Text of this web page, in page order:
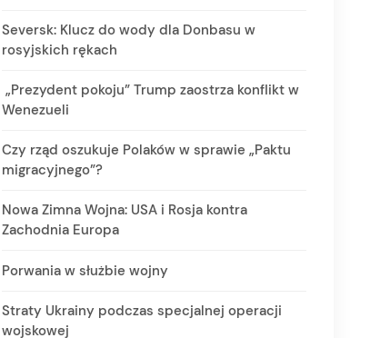
Seversk: Klucz do wody dla Donbasu w
rosyjskich rękach
„Prezydent pokoju” Trump zaostrza konflikt w
Wenezueli
Czy rząd oszukuje Polaków w sprawie „Paktu
migracyjnego”?
Nowa Zimna Wojna: USA i Rosja kontra
Zachodnia Europa
Porwania w służbie wojny
Straty Ukrainy podczas specjalnej operacji
wojskowej